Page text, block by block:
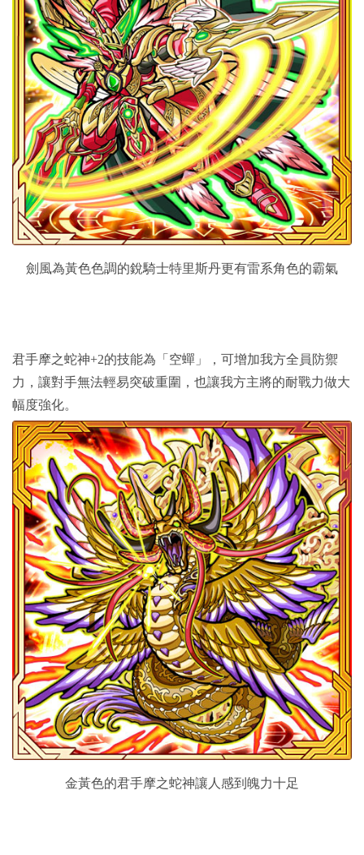
劍風為黃色色調的銳騎士特里斯丹更有雷系角色的霸氣
君手摩之蛇神+2的技能為「空蟬」，可增加我方全員防禦
力，讓對手無法輕易突破重圍，也讓我方主將的耐戰力做大
幅度強化。
金黃色的君手摩之蛇神讓人感到魄力十足